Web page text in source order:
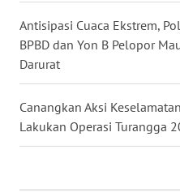
Antisipasi Cuaca Ekstrem,
BPBD dan Yon B Pelopor
Darurat
Canangkan Aksi
Lakukan Operasi Turangga
WN
GORONTALO
WN
SULUT
MALUKU